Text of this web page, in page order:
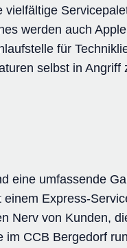
werden auch
für
selbst in Angriff
eine umfassende
Express-
Nerv von Kunden,
CCB Bergedorf